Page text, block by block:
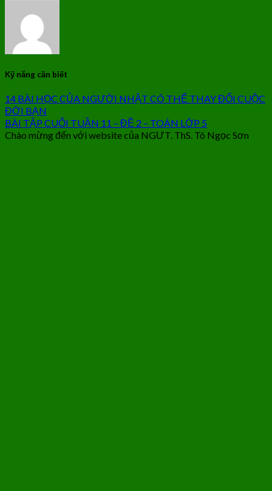
Kỹ năng cần biết
14 BÀI HỌC CỦA NGƯỜI NHẬT CÓ THỂ THAY ĐỔI CUỘC
ĐỜI BẠN
BÀI TẬP CUỐI TUẦN 11 – ĐỀ 2 – TOÁN LỚP 5
Chào mừng đến với website của NGƯT. ThS. Tô Ngọc Sơn